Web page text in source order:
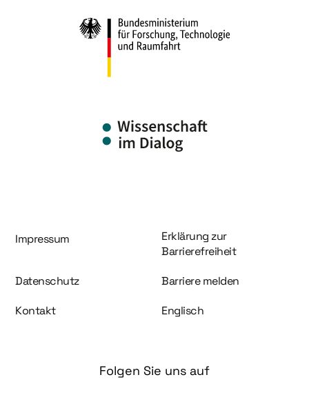
Information und Service
Impressum
Erklärung zur
Barrierefreiheit
Datenschutz Barriere melden
Kontakt Englisch
Folgen Sie uns auf